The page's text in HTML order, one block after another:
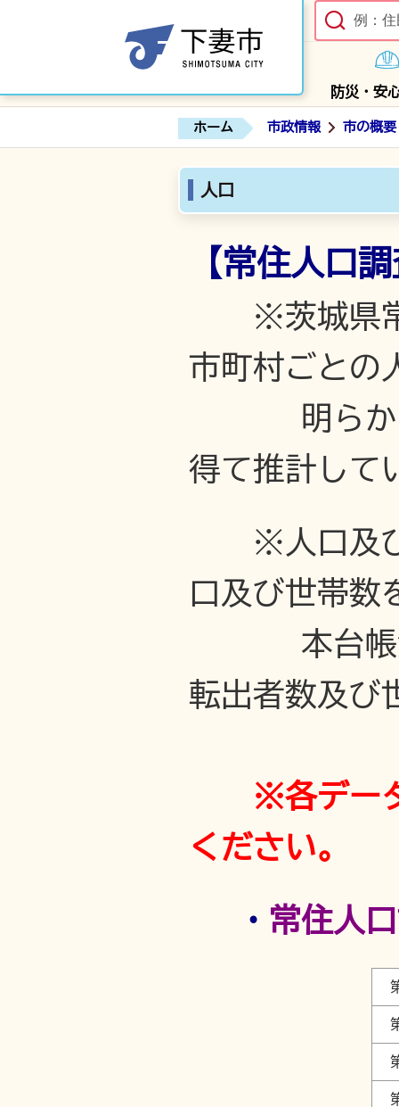
防災・安
ホーム 市政情報 市の概要
人口
【常住人口
※茨城県
市町村ごとの
明らかにす
得て推計して
※人口及
口及び世帯数
本台帳法に
転出者数及び
※各デー
ください。
・ 常住人